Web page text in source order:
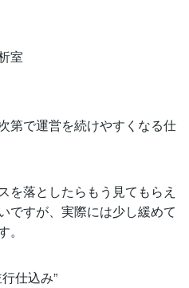
室
第で運営を続けやすくなる仕
を落としたらもう見てもらえ
ですが、実際には少し緩めて
仕込み”